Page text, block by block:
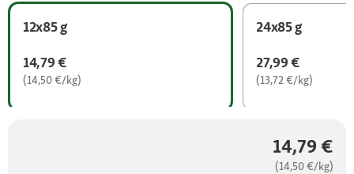
12x85 g
14,79 €
(14,50 €/kg)
24x85 g
27,99 €
(13,72 €/kg)
14,79 €
(14,50 €/kg)